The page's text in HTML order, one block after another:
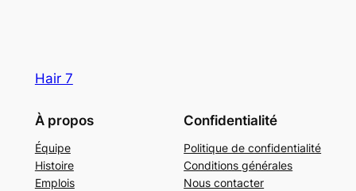
Hair 7
À propos
Équipe
Histoire
Emplois
Confidentialité
Politique de confidentialité
Conditions générales
Nous contacter